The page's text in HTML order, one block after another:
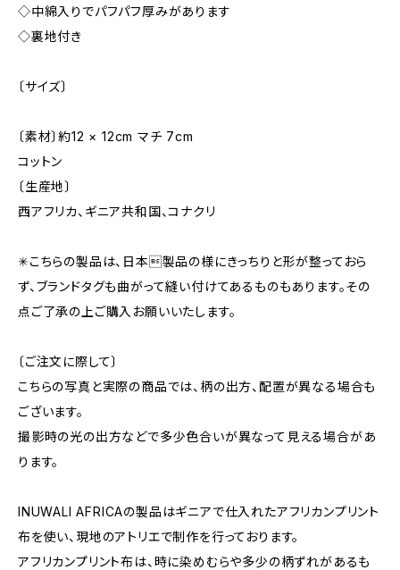
◇中綿入りでパフパフ厚みがあります
◇裏地付き
〔サイズ〕
〔素材〕約12 × 12cm マチ 7cm
コットン
〔生産地〕
西アフリカ、ギニア共和国、コナクリ
✳︎こちらの製品は、日本製品の様にきっちりと形が整っておら
ず、ブランドタグも曲がって縫い付けてあるものもあります。その
点ご了承の上ご購入お願いいたします。
〔ご注文に際して〕
こちらの写真と実際の商品では、柄の出方、配置が異なる場合も
ございます。
撮影時の光の出方などで多少色合いが異なって見える場合があ
ります。
INUWALI AFRICAの製品はギニアで仕入れたアフリカンプリント
布を使い、現地のアトリエで制作を行っております。
アフリカンプリント布は、時に染めむらや多少の柄ずれがあるも